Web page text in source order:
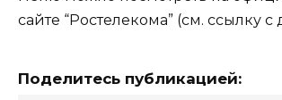
сайте “Ростелекома” (см. ссылку
Поделитесь публикацией: